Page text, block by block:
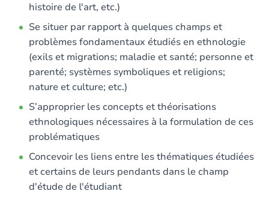
histoire de l'art, etc.)
Se situer par rapport à quelques champs et
problèmes fondamentaux étudiés en ethnologie
(exils et migrations; maladie et santé; personne et
parenté; systèmes symboliques et religions;
nature et culture; etc.)
S’approprier les concepts et théorisations
ethnologiques nécessaires à la formulation de ces
problématiques
Concevoir les liens entre les thématiques étudiées
et certains de leurs pendants dans le champ
d'étude de l'étudiant